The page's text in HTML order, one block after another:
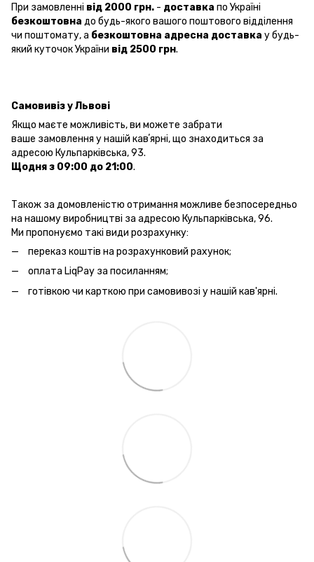
При замовленні від 2000 грн. - доставка по Україні
безкоштовна до будь-якого вашого поштового відділення
чи поштомату, а безкоштовна адресна доставка у будь-
який куточок України від 2500 грн.
Самовивіз у Львові
Якщо маєте можливість, ви можете забрати
ваше замовлення у нашій кавʼярні, що знаходиться за
адресою Кульпарківська, 93.
Щодня з 09:00 до 21:00.
Також за домовленістю отримання можливе безпосередньо
на нашому виробництві за адресою Кульпарківська, 96.
Ми пропонуємо такі види розрахунку:
переказ коштів на розрахунковий рахунок;
оплата LiqPay за посиланням;
готівкою чи карткою при самовивозі у нашій кав'ярні.